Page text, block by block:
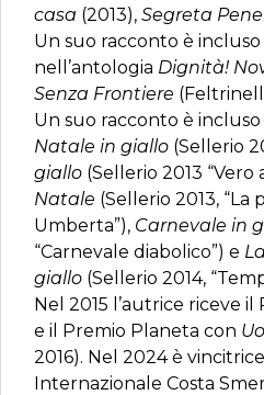
casa (2013), Segreta
Un suo racconto è incluso
nell’antologia Dignità!
Senza Frontiere (Feltrinelli
Un suo racconto è
Natale in giallo (Sellerio
giallo (Sellerio 2013 “Vero
Natale (Sellerio 2013, “La
Umberta”), Carnevale in
“Carnevale diabolico”) e
giallo (Sellerio 2014,
Nel 2015 l’autrice riceve
e il Premio Planeta con
2016). Nel 2024 è
Internazionale Costa